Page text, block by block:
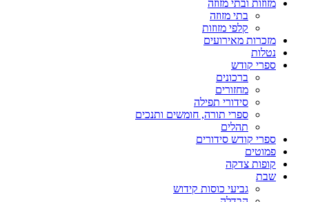
מזוזות ובתי מזוזה
בתי מזוזה
קלפי מזוזות
מזכרות מאירועים
נטלות
ספרי קודש
ברכונים
מחזורים
סידורי תפילה
ספרי תורה, חומשים ותנכים
תהלים
ספרי קודש סידורים
פמוטים
קופות צדקה
שבת
גביעי כוסות קידוש